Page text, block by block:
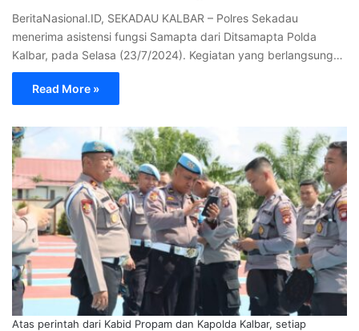
BeritaNasional.ID, SEKADAU KALBAR – Polres Sekadau
menerima asistensi fungsi Samapta dari Ditsamapta Polda
Kalbar, pada Selasa (23/7/2024). Kegiatan yang berlangsung…
Read More »
Atas perintah dari Kabid Propam dan Kapolda Kalbar, setiap